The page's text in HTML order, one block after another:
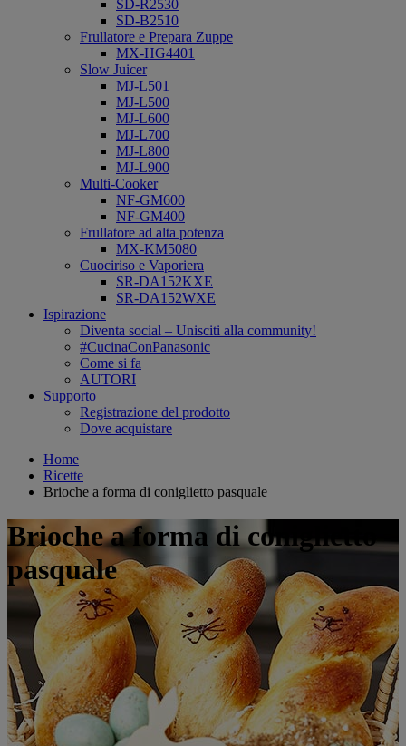
SD-R2530
SD-B2510
Frullatore e Prepara Zuppe
MX-HG4401
Slow Juicer
MJ-L501
MJ-L500
MJ-L600
MJ-L700
MJ-L800
MJ-L900
Multi-Cooker
NF-GM600
NF-GM400
Frullatore ad alta potenza
MX-KM5080
Cuociriso e Vaporiera
SR-DA152KXE
SR-DA152WXE
Ispirazione
Diventa social – Unisciti alla community!
#CucinaConPanasonic
Come si fa
AUTORI
Supporto
Registrazione del prodotto
Dove acquistare
Home
Ricette
Brioche a forma di coniglietto pasquale
Brioche a forma di coniglietto
pasquale